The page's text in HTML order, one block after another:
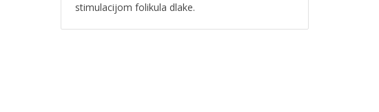
stimulacijom folikula dlake.